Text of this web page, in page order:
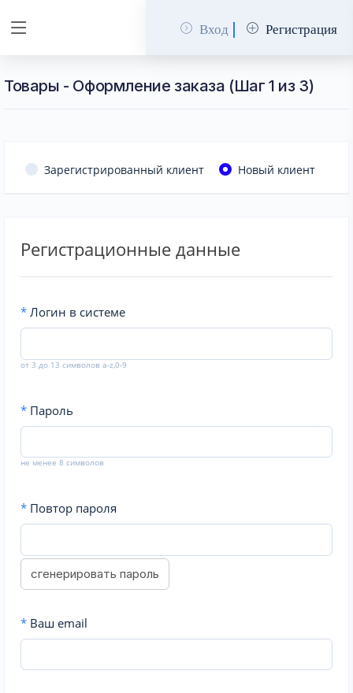
Вход Регистрация
Товары - Оформление заказа (Шаг 1 из 3)
Зарегистрированный клиент Новый клиент
Регистрационные данные
* Логин в системе
от 3 до 13 символов a-z,0-9
* Пароль
не менее 8 символов
* Повтор пароля
сгенерировать пароль
* Ваш email